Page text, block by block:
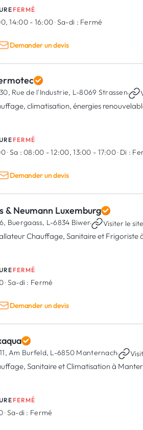
FERMÉ
14:00 - 16:00·Sa-di : Fermé
Demander un devis
30, Rue de l'Industrie, L-8069 Strassen·
climatisation, énergies
FERMÉ
·Sa : 08:00 - 12:00, 13:00 - 17:00· Di :
Demander un devis
& Neumann Luxemburg
6, Buergaass, L-6834 Biwer· Visiter le site
Chauffage, Sanitaire et Frigoriste
FERMÉ
·Sa-di : Fermé
Demander un devis
11, Am Burfeld, L-6850 Manternach·
Sanitaire et Climatisation à
FERMÉ
·Sa-di : Fermé